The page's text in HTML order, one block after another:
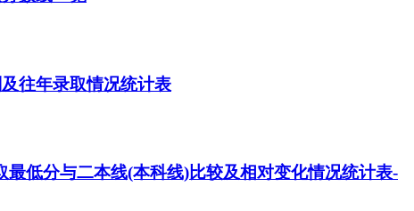
往年录取情况统计表
低分与二本线(本科线)比较及相对变化情况统计表-